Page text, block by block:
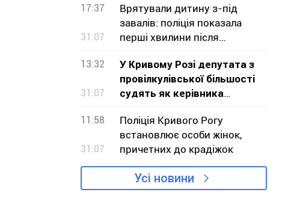
17:37
31.07
Врятували дитину з-під
завалів: поліція показала
перші хвилини після
ракетного удару по
Радушному
13:32
31.07
У Кривому Розі депутата з
провілкулівської більшості
судять як керівника
організованої злочинної
групи
11:58
31.07
Поліція Кривого Рогу
встановлює особи жінок,
причетних до крадіжок
Усі новини